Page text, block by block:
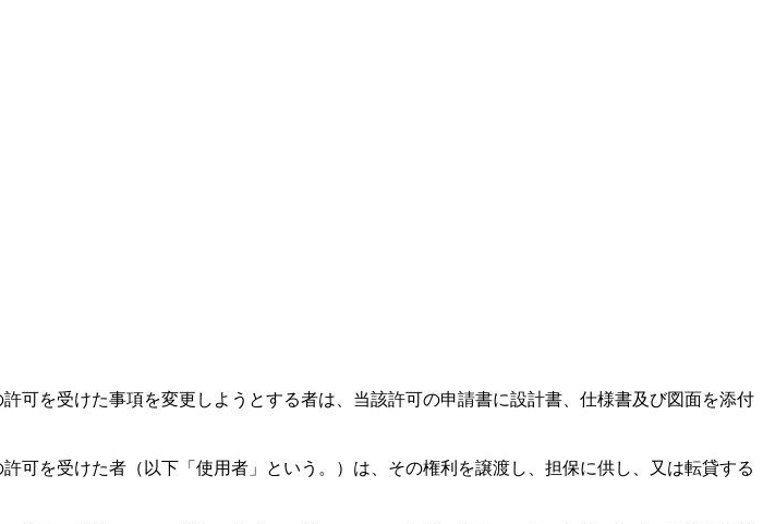
を受けた事項を変更しようとする者は、当該許可の申請書に設計書、仕様書及び図面を添付
を受けた者（以下「使用者」という。）は、その権利を譲渡し、担保に供し、又は転貸する